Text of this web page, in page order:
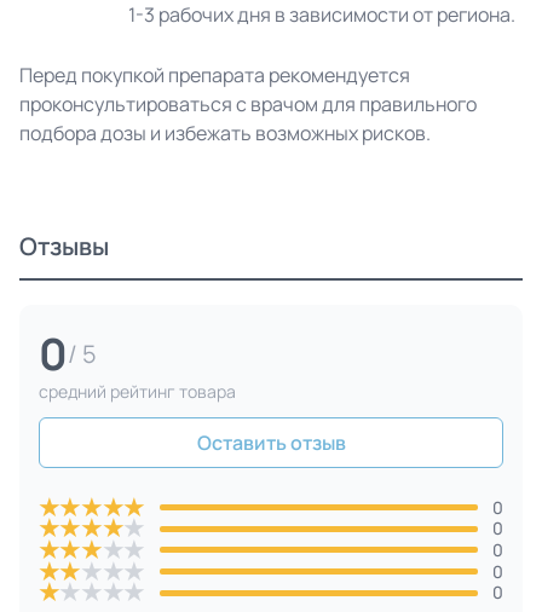
1-3 рабочих дня в зависимости от региона.
Перед покупкой препарата рекомендуется
проконсультироваться с врачом для правильного
подбора дозы и избежать возможных рисков.
Отзывы
0/ 5
средний рейтинг товара
Оставить отзыв
★★★★★ 0
★★★★★ 0
★★★★★ 0
★★★★★ 0
★★★★★ 0